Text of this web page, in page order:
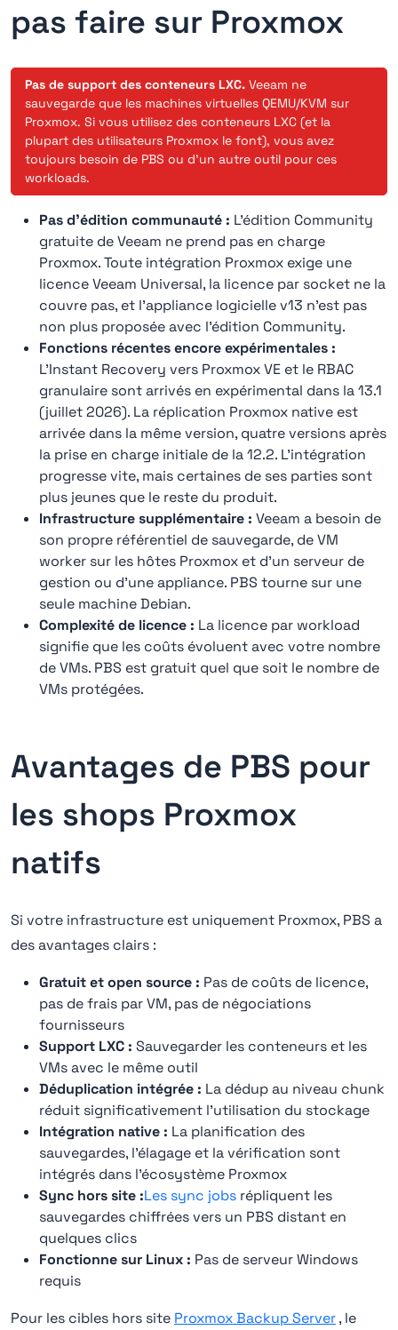
pas faire sur Proxmox
Pas de support des conteneurs LXC. Veeam ne
sauvegarde que les machines virtuelles QEMU/KVM sur
Proxmox. Si vous utilisez des conteneurs LXC (et la
plupart des utilisateurs Proxmox le font), vous avez
toujours besoin de PBS ou d'un autre outil pour ces
workloads.
Pas d'édition communauté : L'édition Community
gratuite de Veeam ne prend pas en charge
Proxmox. Toute intégration Proxmox exige une
licence Veeam Universal, la licence par socket ne la
couvre pas, et l'appliance logicielle v13 n'est pas
non plus proposée avec l'édition Community.
Fonctions récentes encore expérimentales :
L'Instant Recovery vers Proxmox VE et le RBAC
granulaire sont arrivés en expérimental dans la 13.1
(juillet 2026). La réplication Proxmox native est
arrivée dans la même version, quatre versions après
la prise en charge initiale de la 12.2. L'intégration
progresse vite, mais certaines de ses parties sont
plus jeunes que le reste du produit.
Infrastructure supplémentaire : Veeam a besoin de
son propre référentiel de sauvegarde, de VM
worker sur les hôtes Proxmox et d'un serveur de
gestion ou d'une appliance. PBS tourne sur une
seule machine Debian.
Complexité de licence : La licence par workload
signifie que les coûts évoluent avec votre nombre
de VMs. PBS est gratuit quel que soit le nombre de
VMs protégées.
Avantages de PBS pour
les shops Proxmox
natifs
Si votre infrastructure est uniquement Proxmox, PBS a
des avantages clairs :
Gratuit et open source : Pas de coûts de licence,
pas de frais par VM, pas de négociations
fournisseurs
Support LXC : Sauvegarder les conteneurs et les
VMs avec le même outil
Déduplication intégrée : La dédup au niveau chunk
réduit significativement l'utilisation du stockage
Intégration native : La planification des
sauvegardes, l'élagage et la vérification sont
intégrés dans l'écosystème Proxmox
Sync hors site :Les sync jobs répliquent les
sauvegardes chiffrées vers un PBS distant en
quelques clics
Fonctionne sur Linux : Pas de serveur Windows
requis
Pour les cibles hors site Proxmox Backup Server, le